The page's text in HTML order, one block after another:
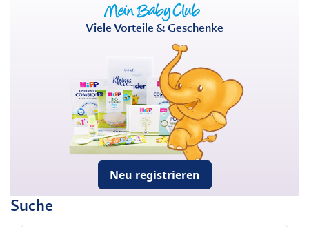
Viele Vorteile & Geschenke
Neu registrieren
Suche